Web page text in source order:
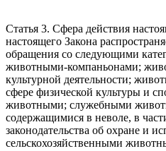
Статья 3. Сфера действия
настоящего Закона
обращения со следующими
животными-компаньонами;
культурной деятельности;
сфере физической культуры и
животными; служебными
содержащимися в неволе, в
законодательства об охране и
сельскохозяйственными